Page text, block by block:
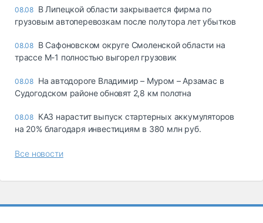
08.08 В Липецкой области закрывается фирма по
грузовым автоперевозкам после полутора лет убытков
08.08 В Сафоновском округе Смоленской области на
трассе М-1 полностью выгорел грузовик
08.08 На автодороге Владимир – Муром – Арзамас в
Судогодском районе обновят 2,8 км полотна
08.08 КАЗ нарастит выпуск стартерных аккумуляторов
на 20% благодаря инвестициям в 380 млн руб.
Все новости